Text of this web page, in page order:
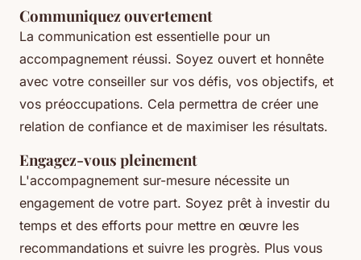
Communiquez ouvertement
La communication est essentielle pour un
accompagnement réussi. Soyez ouvert et honnête
avec votre conseiller sur vos défis, vos objectifs, et
vos préoccupations. Cela permettra de créer une
relation de confiance et de maximiser les résultats.
Engagez-vous pleinement
L'accompagnement sur-mesure nécessite un
engagement de votre part. Soyez prêt à investir du
temps et des efforts pour mettre en œuvre les
recommandations et suivre les progrès. Plus vous